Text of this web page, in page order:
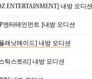
ENTERTAINMENT] 내방 오디션
엔터테인먼트 ]내방 오디션
래닛메이드] 내방 오디션
틱스토리] 내방 오디션